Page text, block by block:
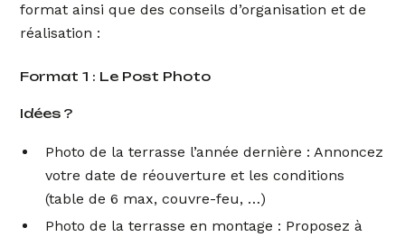
format ainsi que des conseils d’organisation et de
réalisation :
Format 1 : Le Post Photo
Idées ?
Photo de la terrasse l’année dernière : Annoncez
votre date de réouverture et les conditions
(table de 6 max, couvre-feu, …)
Photo de la terrasse en montage : Proposez à